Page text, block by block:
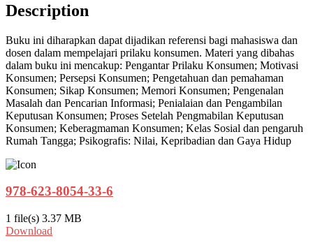
Description
Buku ini diharapkan dapat dijadikan referensi bagi mahasiswa dan
dosen dalam mempelajari prilaku konsumen. Materi yang dibahas
dalam buku ini mencakup: Pengantar Prilaku Konsumen; Motivasi
Konsumen; Persepsi Konsumen; Pengetahuan dan pemahaman
Konsumen; Sikap Konsumen; Memori Konsumen; Pengenalan
Masalah dan Pencarian Informasi; Penialaian dan Pengambilan
Keputusan Konsumen; Proses Setelah Pengmabilan Keputusan
Konsumen; Keberagmaman Konsumen; Kelas Sosial dan pengaruh
Rumah Tangga; Psikografis: Nilai, Kepribadian dan Gaya Hidup
978-623-8054-33-6
1 file(s) 3.37 MB
Download